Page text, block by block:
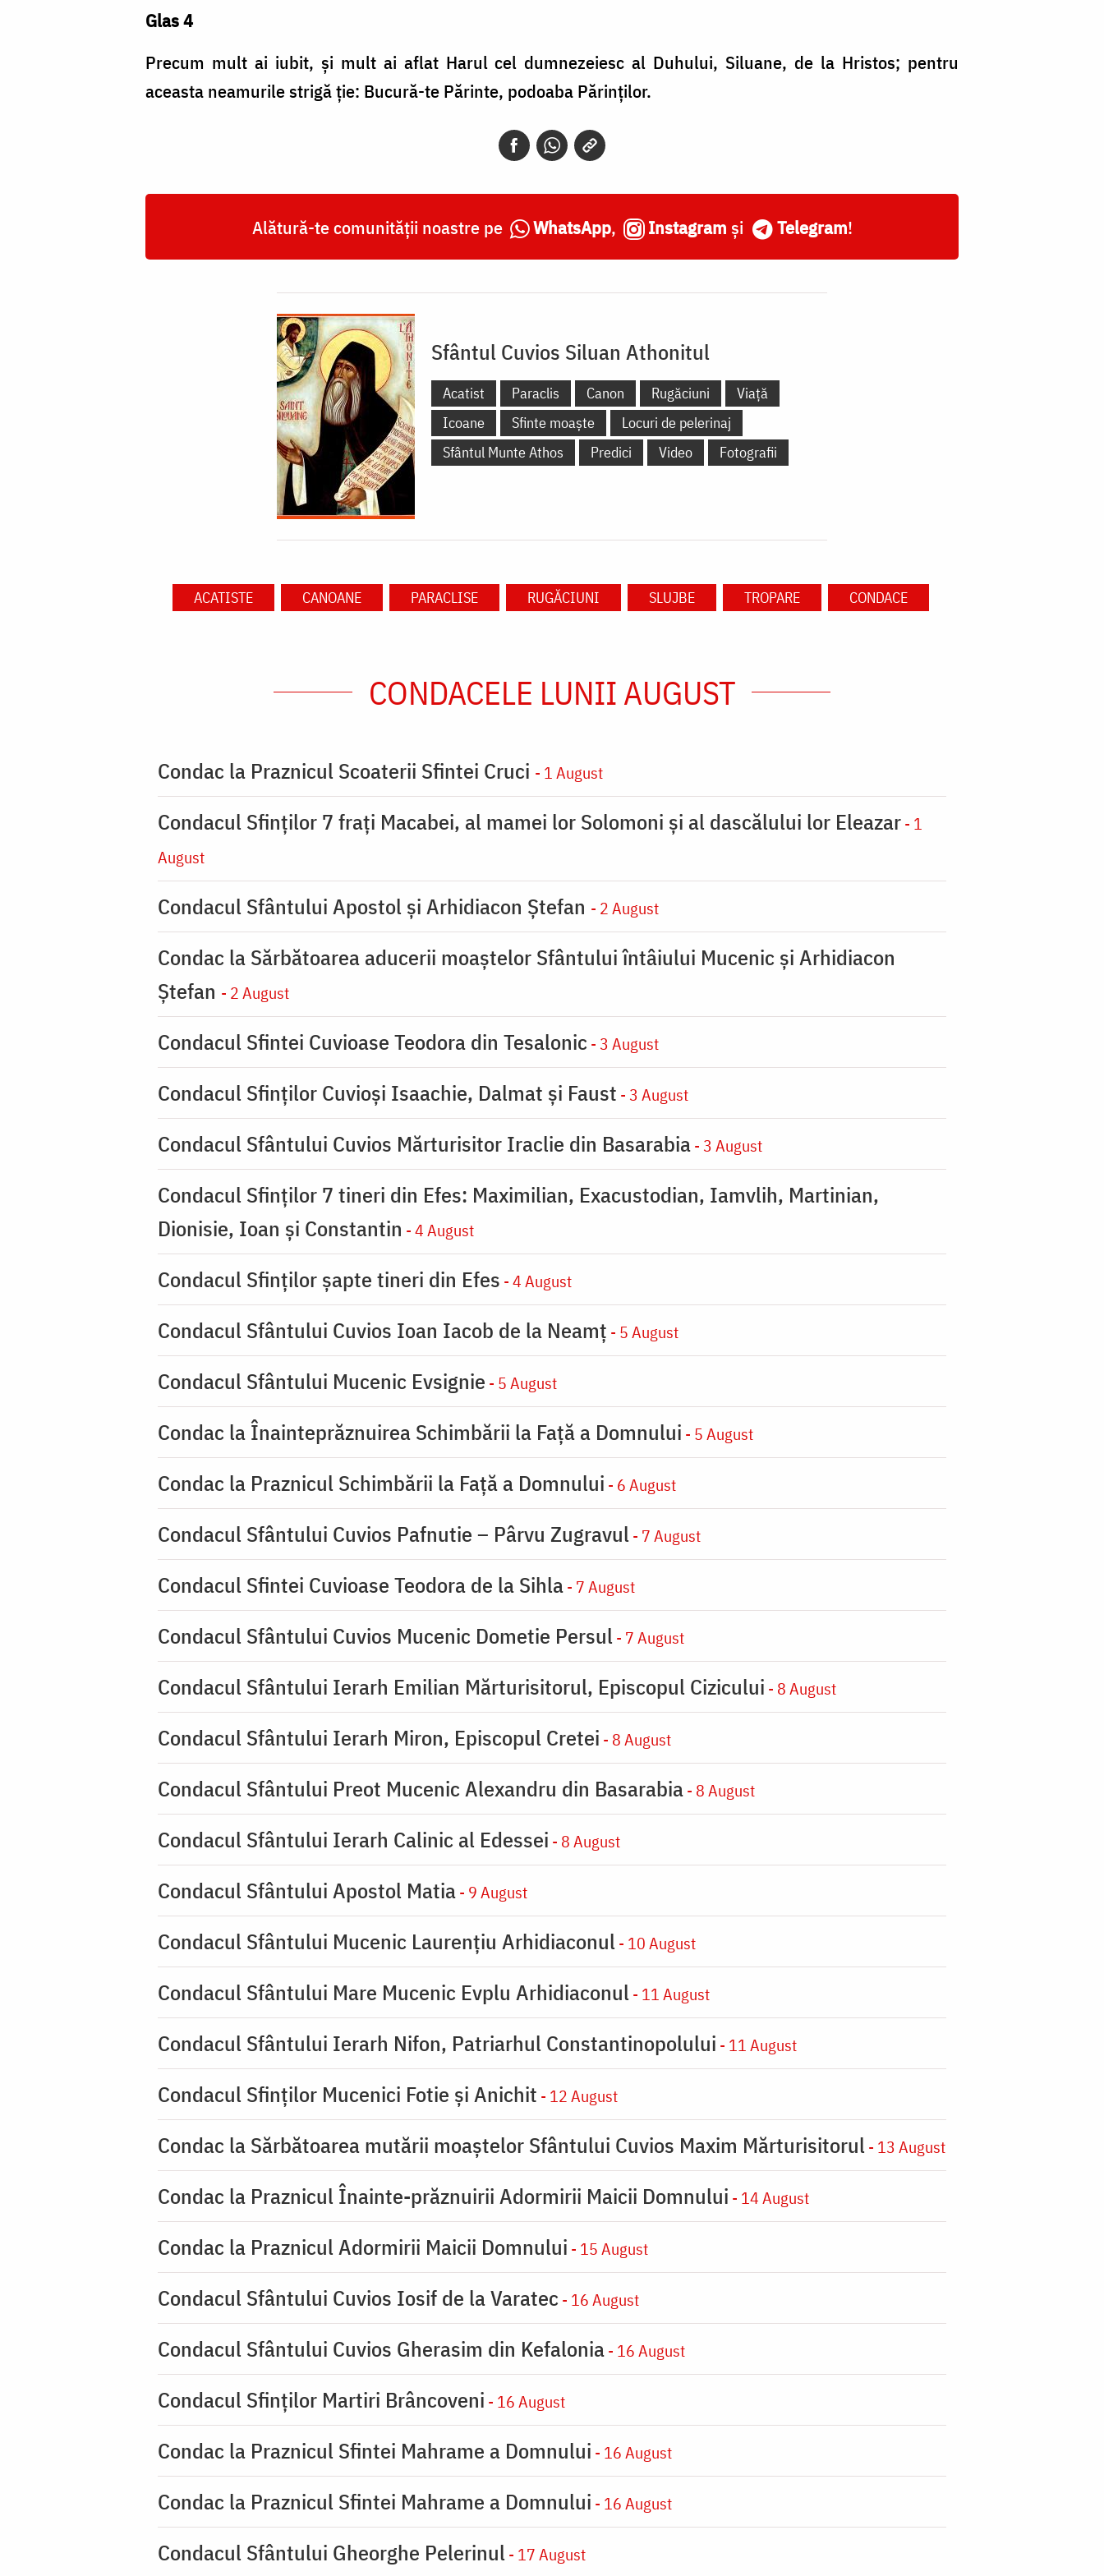
Glas 4
Precum mult ai iubit, și mult ai aflat Harul cel dumnezeiesc al Duhului, Siluane, de la Hristos; pentru
aceasta neamurile strigă ție: Bucură-te Părinte, podoaba Părinților.
Alătură-te comunității noastre pe WhatsApp, Instagram și Telegram!
Sfântul Cuvios Siluan Athonitul
Acatist Paraclis Canon Rugăciuni
Viață
Icoane
Sfinte moaște
Locuri de pelerinaj
Sfântul Munte Athos
Predici Video Fotografii
ACATISTE CANOANE PARACLISE RUGĂCIUNI SLUJBE TROPARE CONDACE
CONDACELE LUNII AUGUST
Condac la Praznicul Scoaterii Sfintei Cruci - 1 August
Condacul Sfinţilor 7 fraţi Macabei, al mamei lor Solomoni şi al dascălului lor Eleazar- 1
August
Condacul Sfântului Apostol și Arhidiacon Ștefan - 2 August
Condac la Sărbătoarea aducerii moaştelor Sfântului întâiului Mucenic şi Arhidiacon
Ştefan - 2 August
Condacul Sfintei Cuvioase Teodora din Tesalonic - 3 August
Condacul Sfinţilor Cuvioşi Isaachie, Dalmat şi Faust - 3 August
Condacul Sfântului Cuvios Mărturisitor Iraclie din Basarabia- 3 August
Condacul Sfinţilor 7 tineri din Efes: Maximilian, Exacustodian, Iamvlih, Martinian,
Dionisie, Ioan şi Constantin - 4 August
Condacul Sfinţilor şapte tineri din Efes - 4 August
Condacul Sfântului Cuvios Ioan Iacob de la Neamț - 5 August
Condacul Sfântului Mucenic Evsignie - 5 August
Condac la Înainteprăznuirea Schimbării la Faţă a Domnului - 5 August
Condac la Praznicul Schimbării la Faţă a Domnului - 6 August
Condacul Sfântului Cuvios Pafnutie – Pârvu Zugravul - 7 August
Condacul Sfintei Cuvioase Teodora de la Sihla- 7 August
Condacul Sfântului Cuvios Mucenic Dometie Persul - 7 August
Condacul Sfântului Ierarh Emilian Mărturisitorul, Episcopul Cizicului - 8 August
Condacul Sfântului Ierarh Miron, Episcopul Cretei - 8 August
Condacul Sfântului Preot Mucenic Alexandru din Basarabia- 8 August
Condacul Sfântului Ierarh Calinic al Edessei - 8 August
Condacul Sfântului Apostol Matia- 9 August
Condacul Sfântului Mucenic Laurențiu Arhidiaconul - 10 August
Condacul Sfântului Mare Mucenic Evplu Arhidiaconul - 11 August
Condacul Sfântului Ierarh Nifon, Patriarhul Constantinopolului - 11 August
Condacul Sfinţilor Mucenici Fotie şi Anichit - 12 August
Condac la Sărbătoarea mutării moaştelor Sfântului Cuvios Maxim Mărturisitorul - 13 August
Condac la Praznicul Înainte-prăznuirii Adormirii Maicii Domnului - 14 August
Condac la Praznicul Adormirii Maicii Domnului - 15 August
Condacul Sfântului Cuvios Iosif de la Varatec - 16 August
Condacul Sfântului Cuvios Gherasim din Kefalonia- 16 August
Condacul Sfinților Martiri Brâncoveni - 16 August
Condac la Praznicul Sfintei Mahrame a Domnului - 16 August
Condac la Praznicul Sfintei Mahrame a Domnului - 16 August
Condacul Sfântului Gheorghe Pelerinul - 17 August